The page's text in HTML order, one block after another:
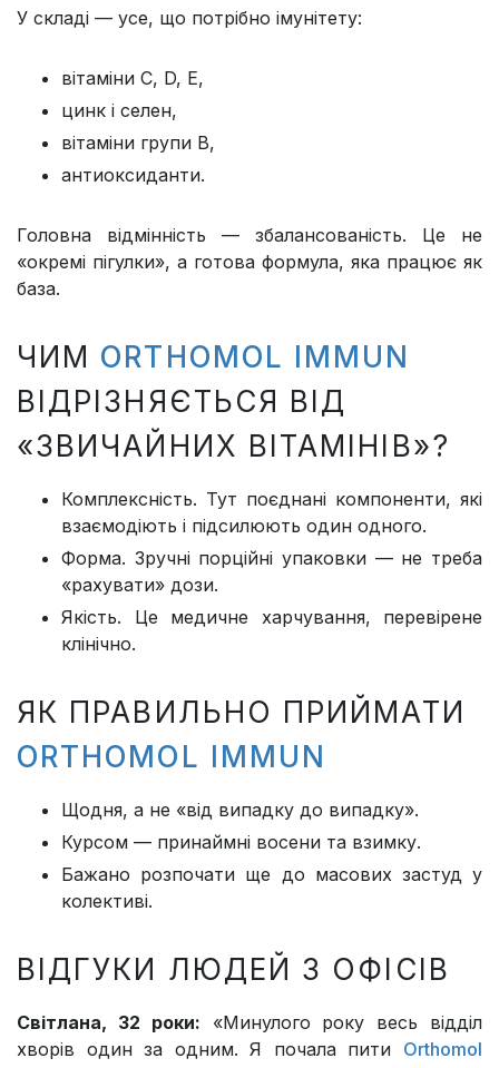
У складі — усе, що потрібно імунітету:
вітаміни C, D, Е,
цинк і селен,
вітаміни групи B,
антиоксиданти.
Головна відмінність — збалансованість. Це не
«окремі пігулки», а готова формула, яка працює як
база.
ЧИМ ORTHOMOL IMMUN
ВІДРІЗНЯЄТЬСЯ ВІД
«ЗВИЧАЙНИХ ВІТАМІНІВ»?
Комплексність. Тут поєднані компоненти, які
взаємодіють і підсилюють один одного.
Форма. Зручні порційні упаковки — не треба
«рахувати» дози.
Якість. Це медичне харчування, перевірене
клінічно.
ЯК ПРАВИЛЬНО ПРИЙМАТИ
ORTHOMOL IMMUN
Щодня, а не «від випадку до випадку».
Курсом — принаймні восени та взимку.
Бажано розпочати ще до масових застуд у
колективі.
ВІДГУКИ ЛЮДЕЙ З ОФІСІВ
Світлана, 32 роки: «Минулого року весь відділ
хворів один за одним. Я почала пити Orthomol